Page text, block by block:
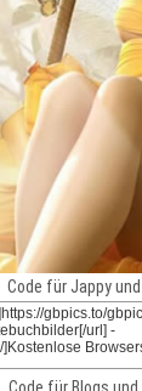
Code für Jappy und